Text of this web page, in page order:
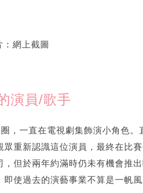
網上截圖
演員/歌手
，一直在電視劇集飾演小角色。
重新認識這位演員，最終在比
但於兩年約滿時仍未有機會推
即使過去的演藝事業不算是一帆